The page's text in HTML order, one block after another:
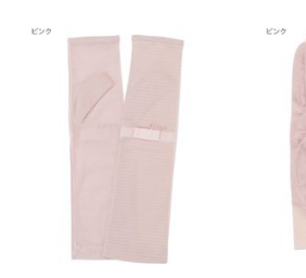
価格の低い
お気に入り
向け
向け